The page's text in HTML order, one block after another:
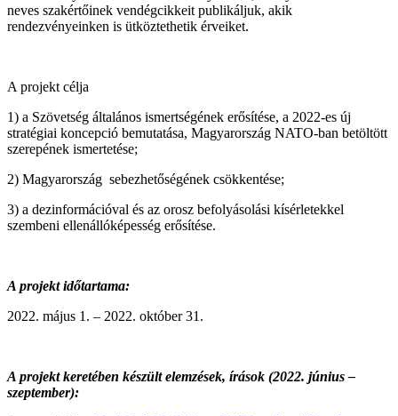
neves szakértőinek vendégcikkeit publikáljuk, akik
rendezvényeinken is ütköztethetik érveiket.
A projekt célja
1) a Szövetség általános ismertségének erősítése, a 2022-es új
stratégiai koncepció bemutatása, Magyarország NATO-ban betöltött
szerepének ismertetése;
2) Magyarország sebezhetőségének csökkentése;
3) a dezinformációval és az orosz befolyásolási kísérletekkel
szembeni ellenállóképesség erősítése.
A projekt időtartama:
május 1. – 2022. október 31.
A projekt keretében készült elemzések, írások (2022. június –
szeptember):